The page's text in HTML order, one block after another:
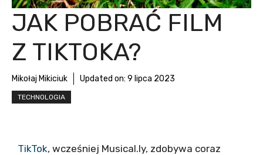
JAK POBRAĆ FILM
Z TIKTOKA?
Mikołaj Mikiciuk Updated on: 9 lipca 2023
TECHNOLOGIA
TikTok, wcześniej Musical.ly, zdobywa coraz